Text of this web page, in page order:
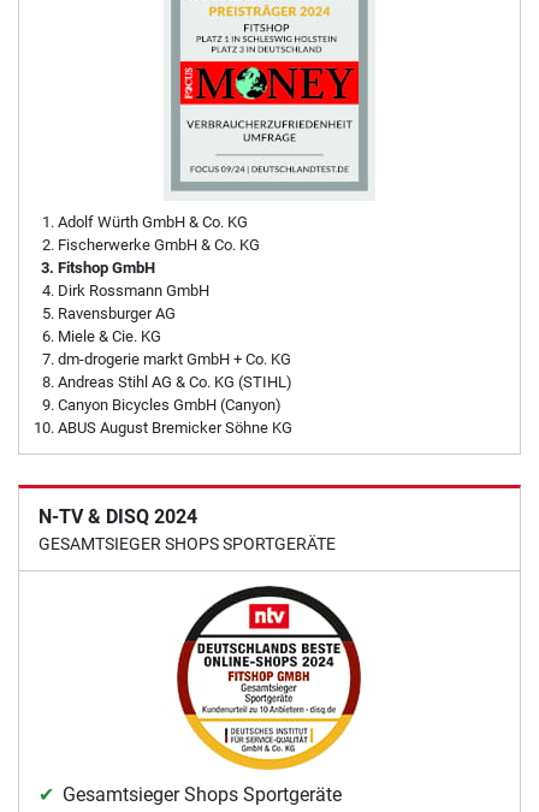
Adolf Würth GmbH & Co. KG
Fischerwerke GmbH & Co. KG
Fitshop GmbH
Dirk Rossmann GmbH
Ravensburger AG
Miele & Cie. KG
dm-drogerie markt GmbH + Co. KG
Andreas Stihl AG & Co. KG (STIHL)
Canyon Bicycles GmbH (Canyon)
ABUS August Bremicker Söhne KG
N-TV & DISQ 2024
GESAMTSIEGER SHOPS SPORTGERÄTE
Gesamtsieger Shops Sportgeräte